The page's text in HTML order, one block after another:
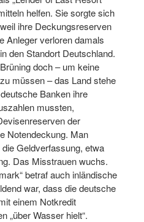
helfen. Sie sorgte sich
ihre Deckungsreserven
Anleger verloren damals
den Standort Deutschland.
doch – um keine
müssen – das Land stehe
Banken ihre
mussten,
der
Notendeckung. Man
Geldverfassung, etwa
Das Misstrauen wuchs.
betraf auch inländische
war, dass die deutsche
einem Notkredit
„über Wasser hielt“.